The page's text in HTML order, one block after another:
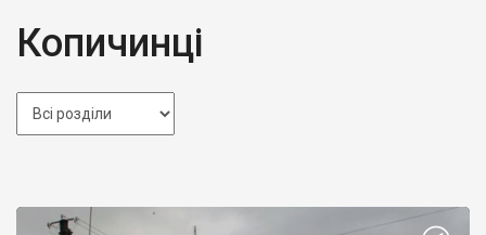
Копичинці